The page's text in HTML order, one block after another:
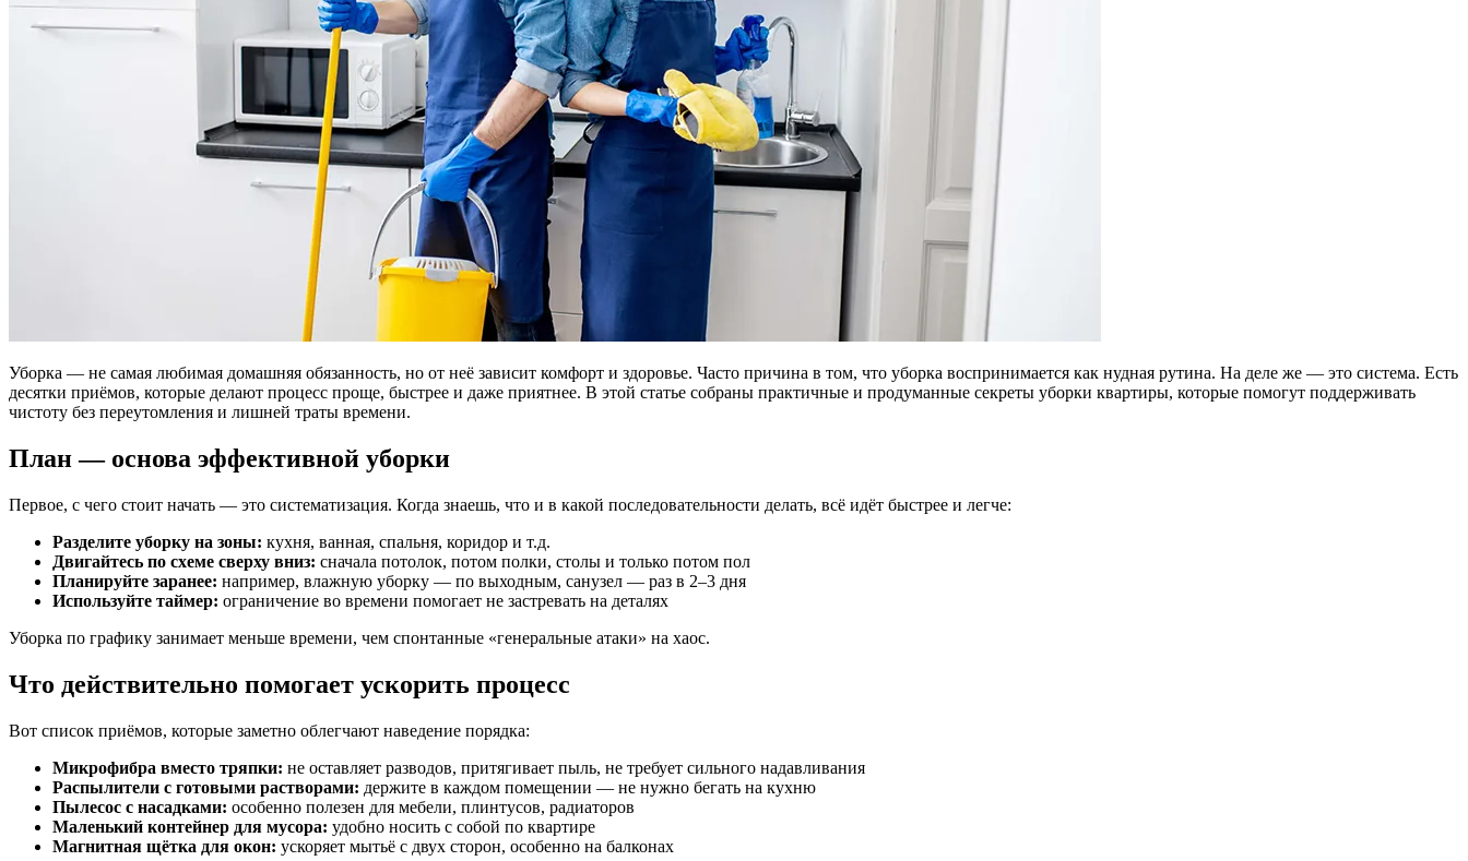
Уборка — не самая любимая домашняя обязанность, но от неё зависит комфорт и здоровье. Часто причина в том, что уборка воспринимается как нудная рутина. На деле же — это система. Есть
десятки приёмов, которые делают процесс проще, быстрее и даже приятнее. В этой статье собраны практичные и продуманные секреты уборки квартиры, которые помогут поддерживать
чистоту без переутомления и лишней траты времени.
План — основа эффективной уборки
Первое, с чего стоит начать — это систематизация. Когда знаешь, что и в какой последовательности делать, всё идёт быстрее и легче:
Разделите уборку на зоны: кухня, ванная, спальня, коридор и т.д.
Двигайтесь по схеме сверху вниз: сначала потолок, потом полки, столы и только потом пол
Планируйте заранее: например, влажную уборку — по выходным, санузел — раз в 2–3 дня
Используйте таймер: ограничение во времени помогает не застревать на деталях
Уборка по графику занимает меньше времени, чем спонтанные «генеральные атаки» на хаос.
Что действительно помогает ускорить процесс
Вот список приёмов, которые заметно облегчают наведение порядка:
Микрофибра вместо тряпки: не оставляет разводов, притягивает пыль, не требует сильного надавливания
Распылители с готовыми растворами: держите в каждом помещении — не нужно бегать на кухню
Пылесос с насадками: особенно полезен для мебели, плинтусов, радиаторов
Маленький контейнер для мусора: удобно носить с собой по квартире
Магнитная щётка для окон: ускоряет мытьё с двух сторон, особенно на балконах